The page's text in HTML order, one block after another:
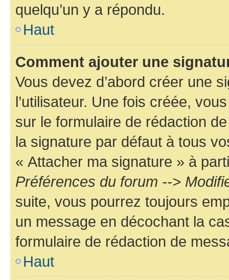
quelqu’un y a répondu.
Haut
Comment ajouter une
Vous devez d’abord créer une
l’utilisateur. Une fois créée,
sur le formulaire de rédaction
la signature par défaut à tous
« Attacher ma signature » à
Préférences du forum -->
suite, vous pourrez toujours
un message en décochant la
formulaire de rédaction de
Haut